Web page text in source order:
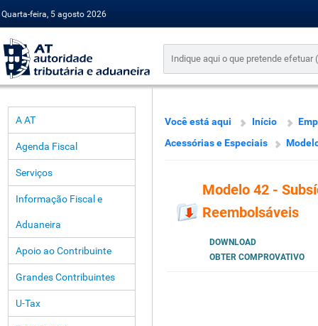
Quarta-feira, 5 agosto 2026
A AT
Agenda Fiscal
Serviços
Informação Fiscal e
Aduaneira
Apoio ao Contribuinte
Grandes Contribuintes
U-Tax
Você está aqui Início
Acessórias e Especiais
Modelo 42 -
Reembolsáveis
DOWNLOAD
OBTER COMPROVATIVO